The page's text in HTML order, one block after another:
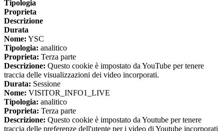
Tipologia
Proprieta
Descrizione
Durata
Nome: YSC
Tipologia: analitico
Proprieta: Terza parte
Descrizione: Questo cookie è impostato da YouTube per tenere
traccia delle visualizzazioni dei video incorporati.
Durata: Sessione
Nome: VISITOR_INFO1_LIVE
Tipologia: analitico
Proprieta: Terza parte
Descrizione: Questo cookie è impostato da Youtube per tenere
traccia delle preferenze dell'utente per i video di Youtube incorporati